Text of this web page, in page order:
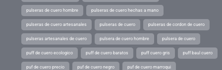
pulseras de cuero hombre pulseras de cuero hechas a mano
pulseras de cuero artesanales pulseras de cuero pulseras de cordon de cuero
pulseras artesanales de cuero pulsera de cuero hombre pulsera de cuero
puff de cuero ecologico puff de cuero baratos puff cuero gris puff baul cuero
puf de cuero precio puf de cuero negro puf de cuero marroqui